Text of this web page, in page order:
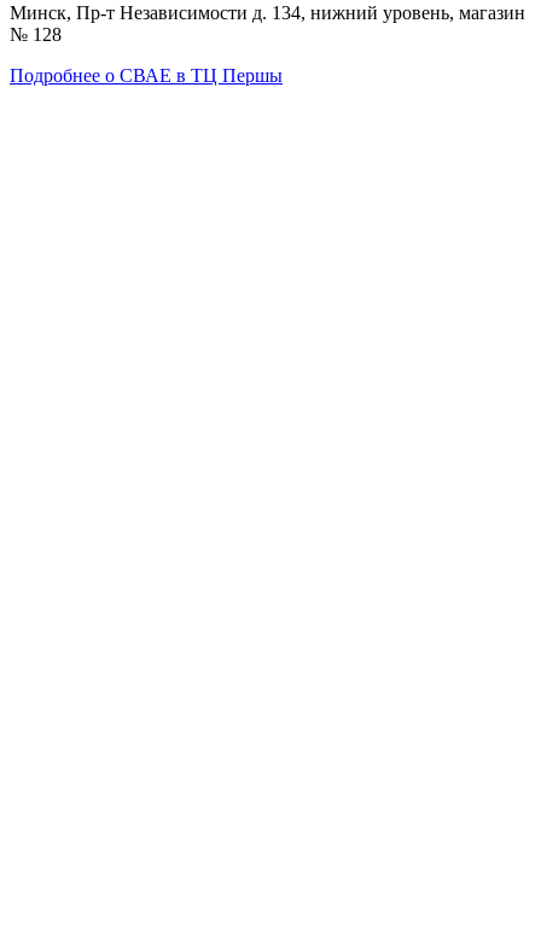
Минск, Пр-т Независимости д. 134, нижний уровень, магазин
№ 128
Подробнее о СВАЕ в ТЦ Першы